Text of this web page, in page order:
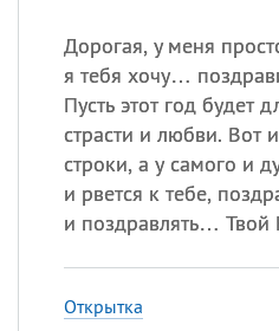
Дорогая, у меня
я тебя хочу…
Пусть этот год будет
страсти и любви. Вот
строки, а у самого и
и рвется к тебе,
и поздравлять… Твой
Открытка